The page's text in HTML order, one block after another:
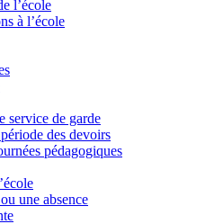
l’école
à l’école
service de garde
des devoirs
pédagogiques
une absence